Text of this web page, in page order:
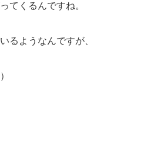
てくるんですね。
るようなんですが、